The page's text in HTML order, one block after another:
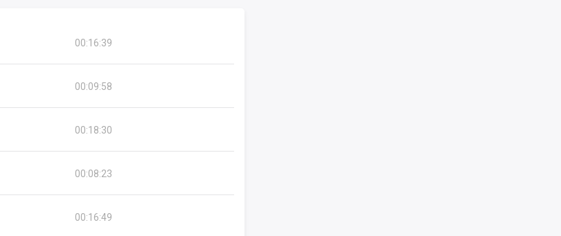
00:16:39
00:09:58
00:18:30
00:08:23
00:16:49